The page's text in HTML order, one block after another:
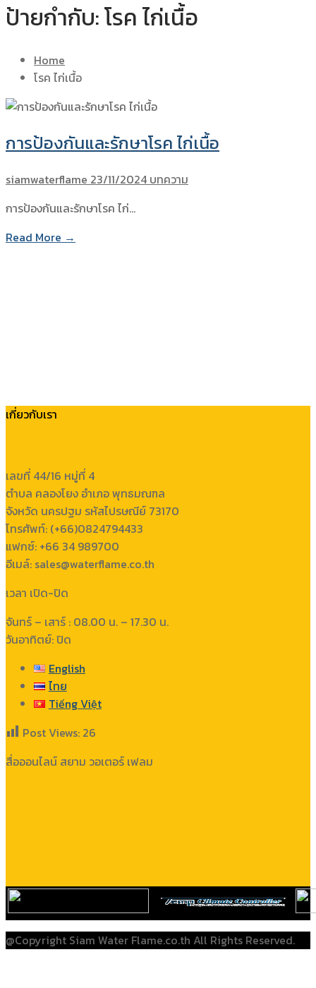
ป้ายกำกับ:โรค ไก่เนื้อ
Home
โรค ไก่เนื้อ
การป้องกันและรักษาโรค ไก่เนื้อ
siamwaterflame 23/11/2024 บทความ
การป้องกันและรักษาโรค ไก่…
Read More →
เกี่ยวกับเรา
เลขที่ 44/16 หมู่ที่ 4
ตำบล คลองโยง อำเภอ พุทธมณฑล
จังหวัด นครปฐม รหัสไปรษณีย์ 73170
โทรศัพท์: (+66)0824794433
แฟกซ์: +66 34 989700
อีเมล์: sales@waterflame.co.th
เวลา เปิด-ปิด
จันทร์ – เสาร์ : 08.00 น. – 17.30 น.
วันอาทิตย์: ปิด
English
ไทย
Tiếng Việt
Post Views: 26
สื่อออนไลน์ สยาม วอเตอร์ เฟลม
@Copyright Siam Water Flame.co.th All Rights Reserved.